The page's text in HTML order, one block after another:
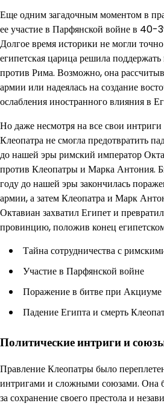
Еще одним загадочным моментом в
ее участие в Парфянской войне в 40-
Долгое время историки не могли
египетская царица решила
против Рима. Возможно, она
армии или надеялась на создание
ослабления иностранного влияния в
Но даже несмотря на все свои интриги
Клеопатра не смогла предотвратить
до нашей эры римский император
против Клеопатры и Марка Антония.
году до нашей эры закончилась
армии, а затем Клеопатра и Марк
Октавиан захватил Египет и
провинцию, положив конец
Тайна сотрудничества с
Участие в Парфянской войне
Поражение в битве при Акциуме
Падение Египта и смерть
Политические интриги и
Правление Клеопатры было
интригами и сложными союзами. Она
за сохранение своего престола и